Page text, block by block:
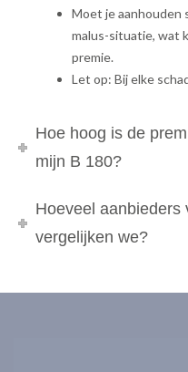
Moet je aanhouden
malus-situatie, wat
premie.
Let op: Bij elke
Hoe hoog is de
mijn B 180?
Hoeveel aanbieders
vergelijken we?